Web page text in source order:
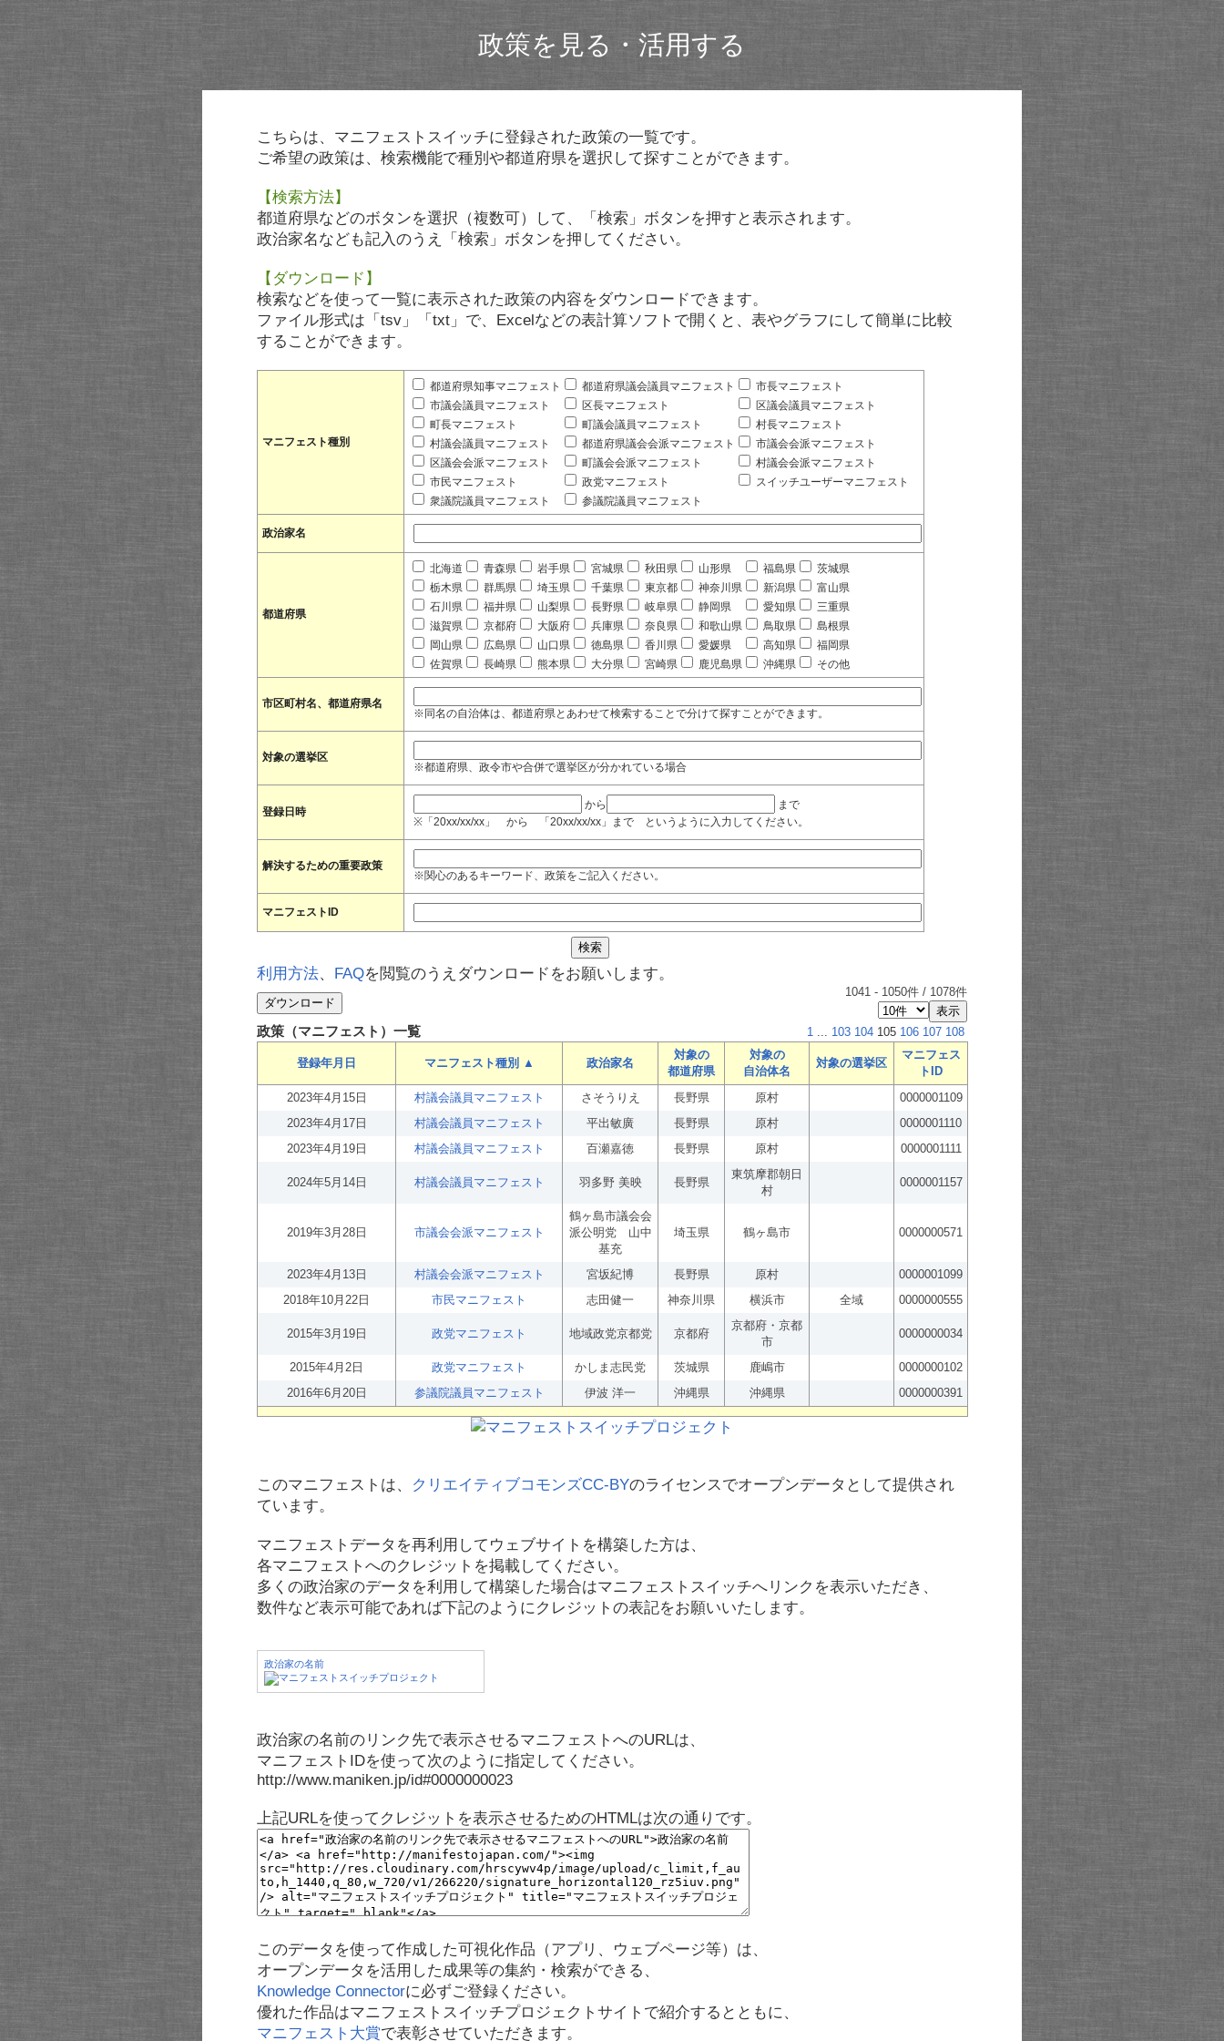
政策を見る・活用する
こちらは、マニフェストスイッチに登録された政策の一覧です。
ご希望の政策は、検索機能で種別や都道府県を選択して探すことができます。
【検索方法】
都道府県などのボタンを選択（複数可）して、「検索」ボタンを押すと表示されます。
政治家名なども記入のうえ「検索」ボタンを押してください。
【ダウンロード】
検索などを使って一覧に表示された政策の内容をダウンロードできます。
ファイル形式は「tsv」「txt」で、Excelなどの表計算ソフトで開くと、表やグラフにして簡単に比較
することができます。
マニフェスト種別
都道府県知事マニフェスト 都道府県議会議員マニフェスト
市長マニフェスト
市議会議員マニフェスト
区長マニフェスト
区議会議員マニフェスト
町長マニフェスト
町議会議員マニフェスト
村長マニフェスト
村議会議員マニフェスト
都道府県議会会派マニフェスト
市議会会派マニフェスト
区議会会派マニフェスト
町議会会派マニフェスト
村議会会派マニフェスト
市民マニフェスト
政党マニフェスト
スイッチユーザーマニフェスト
衆議院議員マニフェスト
参議院議員マニフェスト
政治家名
都道府県
北海道 青森県 岩手県 宮城県 秋田県 山形県 福島県
茨城県
栃木県
群馬県 埼玉県 千葉県 東京都 神奈川県 新潟県
富山県
石川県
福井県 山梨県 長野県 岐阜県 静岡県 愛知県
三重県
滋賀県
京都府 大阪府 兵庫県 奈良県 和歌山県 鳥取県
島根県
岡山県
広島県 山口県 徳島県 香川県 愛媛県 高知県
福岡県
佐賀県
長崎県 熊本県 大分県 宮崎県 鹿児島県 沖縄県 その他
市区町村名、都道府県名
※同名の自治体は、都道府県とあわせて検索することで分けて探すことができます。
対象の選挙区
※都道府県、政令市や合併で選挙区が分かれている場合
登録日時
から
まで
※「20xx/xx/xx」 から 「20xx/xx/xx」まで というように入力してください。
解決するための重要政策
※関心のあるキーワード、政策をご記入ください。
マニフェストID
利用方法、 FAQを閲覧のうえダウンロードをお願いします。
1041 - 1050件 / 1078件
政策（マニフェスト）一覧 1 ... 103 104 105 106 107 108
登録年月日 マニフェスト種別 ▲ 政治家名
対象の
都道府県
対象の
自治体名
対象の選挙区
マニフェス
トID
2023年4月15日
村議会議員マニフェスト さそうりえ 長野県 原村
0000001109
2023年4月17日
村議会議員マニフェスト 平出敏廣 長野県 原村
0000001110
2023年4月19日
村議会議員マニフェスト 百瀬嘉徳 長野県 原村 0000001111
2024年5月14日 村議会議員マニフェスト 羽多野 美映 長野県
東筑摩郡朝日
村
0000001157
2019年3月28日 市議会会派マニフェスト
鶴ヶ島市議会会
派公明党 山中
基充
埼玉県 鶴ヶ島市 0000000571
2023年4月13日 村議会会派マニフェスト 宮坂紀博 長野県 原村
0000001099
2018年10月22日
市民マニフェスト 志田健一 神奈川県 横浜市 全域 0000000555
2015年3月19日 政党マニフェスト 地域政党京都党 京都府
京都府・京都
市
0000000034
2015年4月2日 政党マニフェスト かしま志民党 茨城県 鹿嶋市
0000000102
2016年6月20日
参議院議員マニフェスト 伊波 洋一 沖縄県 沖縄県 0000000391
このマニフェストは、 クリエイティブコモンズCC-BYのライセンスでオープンデータとして提供され
ています。
マニフェストデータを再利用してウェブサイトを構築した方は、
各マニフェストへのクレジットを掲載してください。
多くの政治家のデータを利用して構築した場合はマニフェストスイッチへリンクを表示いただき、
数件など表示可能であれば下記のようにクレジットの表記をお願いいたします。
政治家の名前
政治家の名前のリンク先で表示させるマニフェストへのURLは、
マニフェストIDを使って次のように指定してください。
http://www.maniken.jp/id#0000000023
上記URLを使ってクレジットを表示させるためのHTMLは次の通りです。
このデータを使って作成した可視化作品（アプリ、ウェブページ等）は、
オープンデータを活用した成果等の集約・検索ができる、
Knowledge Connectorに必ずご登録ください。
優れた作品はマニフェストスイッチプロジェクトサイトで紹介するとともに、
マニフェスト大賞で表彰させていただきます。